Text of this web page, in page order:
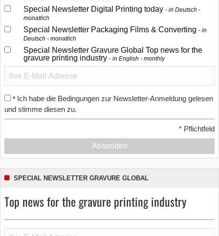
Special Newsletter Digital Printing today
in Deutsch -
monatlich
Special Newsletter Packaging Films & Converting
in
Deutsch - monatlich
Special Newsletter Gravure Global Top news for the
gravure printing industry
in English - monthly
* Ich habe die Bedingungen zur Newsletter-Anmeldung gelesen
und stimme diesen zu.
* Pflichtfeld
Absenden
SPECIAL NEWSLETTER GRAVURE GLOBAL
Top news for the gravure printing industry